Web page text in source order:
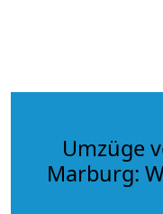
Umzüge
Marburg: